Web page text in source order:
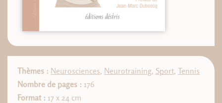
Thèmes : Neurosciences, Neurotraining, Sport, Tennis
Nombre de pages : 176
Format : 17 x 24 cm